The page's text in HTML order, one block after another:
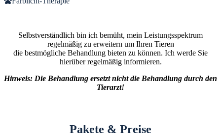
Selbstverständlich bin ich bemüht, mein Leistungsspektrum
regelmäßig zu erweitern um Ihren Tieren
die bestmögliche Behandlung bieten zu können. Ich werde Sie
hierüber regelmäßig informieren.
Hinweis: Die Behandlung ersetzt nicht die Behandlung durch den
Tierarzt!
Pakete & Preise